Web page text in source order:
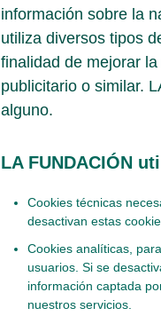
información sobre la
utiliza diversos tipos
finalidad de mejorar
publicitario o similar.
alguno.
LA FUNDACIÓN
Cookies técnicas
desactivan estas
Cookies analíticas,
usuarios. Si se
información captada
nuestros servicios.